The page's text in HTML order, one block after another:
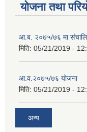
योजना तथा
आ.ब. २०७५/७६ मा
मिति: 05/21/2019 -
आ.व.२०७५/७६ योजना
मिति: 05/21/2019 -
अन्य